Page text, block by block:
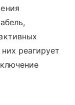
реагирует